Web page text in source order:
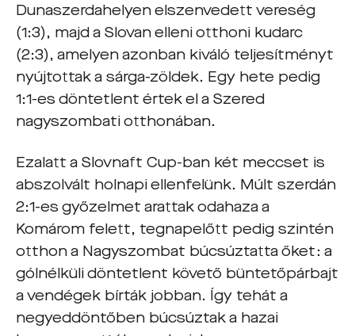
Dunaszerdahelyen elszenvedett vereség
(1:3), majd a Slovan elleni otthoni kudarc
(2:3), amelyen azonban kiváló teljesítményt
nyújtottak a sárga-zöldek. Egy hete pedig
1:1-es döntetlent értek el a Szered
nagyszombati otthonában.
Ezalatt a Slovnaft Cup-ban két meccset is
abszolvált holnapi ellenfelünk. Múlt szerdán
2:1-es győzelmet arattak odahaza a
Komárom felett, tegnapelőtt pedig szintén
otthon a Nagyszombat búcsúztatta őket: a
gólnélküli döntetlent követő büntetőpárbajt
a vendégek bírták jobban. Így tehát a
negyeddöntőben búcsúztak a hazai